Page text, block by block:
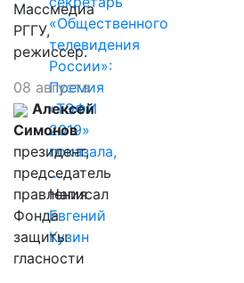
«Общественного
телевидения
России»:
Премия
«ТЭФИ
2019»
показала,
…
Написал
Евгений
Кузин
Массмедиа
РГГУ,
режиссер.
08 августа
Алексей
Симонов
президент,
председатель
правления
Фонда
защиты
гласности